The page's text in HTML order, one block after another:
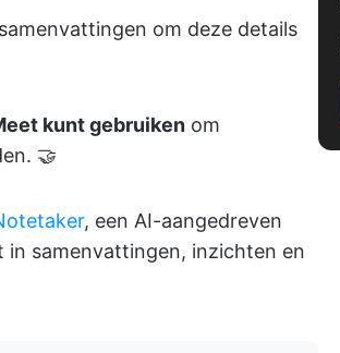
om deze details
kunt gebruiken om
🤝
, een AI-aangedreven
samenvattingen, inzichten en